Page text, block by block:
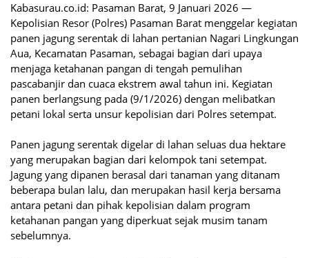
Kabasurau.co.id: Pasaman Barat, 9 Januari 2026 —
Kepolisian Resor (Polres) Pasaman Barat menggelar kegiatan
panen jagung serentak di lahan pertanian Nagari Lingkungan
Aua, Kecamatan Pasaman, sebagai bagian dari upaya
menjaga ketahanan pangan di tengah pemulihan
pascabanjir dan cuaca ekstrem awal tahun ini. Kegiatan
panen berlangsung pada (9/1/2026) dengan melibatkan
petani lokal serta unsur kepolisian dari Polres setempat.
Panen jagung serentak digelar di lahan seluas dua hektare
yang merupakan bagian dari kelompok tani setempat.
Jagung yang dipanen berasal dari tanaman yang ditanam
beberapa bulan lalu, dan merupakan hasil kerja bersama
antara petani dan pihak kepolisian dalam program
ketahanan pangan yang diperkuat sejak musim tanam
sebelumnya.